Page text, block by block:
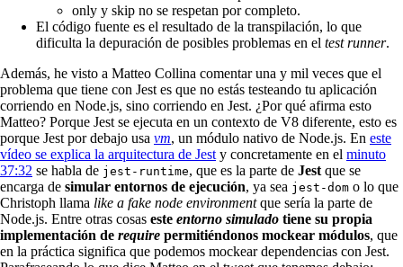
only y skip no se respetan por completo.
El código fuente es el resultado de la transpilación, lo que
dificulta la depuración de posibles problemas en el test runner.
Además, he visto a Matteo Collina comentar una y mil veces que el
problema que tiene con Jest es que no estás testeando tu aplicación
corriendo en Node.js, sino corriendo en Jest. ¿Por qué afirma esto
Matteo? Porque Jest se ejecuta en un contexto de V8 diferente, esto es
porque Jest por debajo usa vm, un módulo nativo de Node.js. En este
vídeo se explica la arquitectura de Jest y concretamente en el minuto
37:32 se habla de jest-runtime, que es la parte de Jest que se
encarga de simular entornos de ejecución, ya sea jest-dom o lo que
Christoph llama like a fake node environmentque sería la parte de
Node.js. Entre otras cosas este entorno simulado tiene su propia
implementación de require permitiéndonos mockear módulos, que
en la práctica significa que podemos mockear dependencias con Jest.